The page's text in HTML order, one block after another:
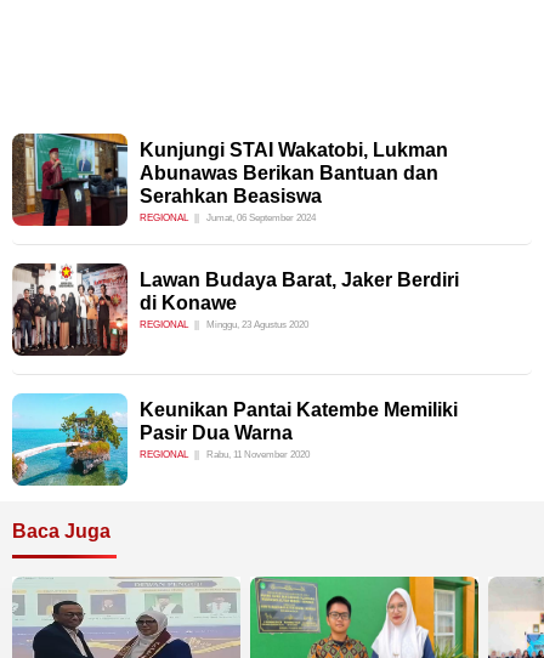
Kunjungi STAI Wakatobi, Lukman
Abunawas Berikan Bantuan dan
Serahkan Beasiswa
REGIONAL Jumat, 06 September 2024
Lawan Budaya Barat, Jaker Berdiri
di Konawe
REGIONAL Minggu, 23 Agustus 2020
Keunikan Pantai Katembe Memiliki
Pasir Dua Warna
REGIONAL Rabu, 11 November 2020
Baca Juga